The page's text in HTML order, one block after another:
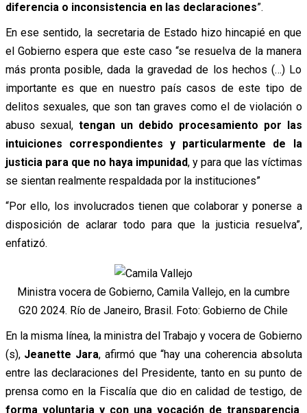
diferencia o inconsistencia en las declaraciones”.
En ese sentido, la secretaria de Estado hizo hincapié en que
el Gobierno espera que este caso “se resuelva de la manera
más pronta posible, dada la gravedad de los hechos (…) Lo
importante es que en nuestro país casos de este tipo de
delitos sexuales, que son tan graves como el de violación o
abuso sexual,tengan un debido procesamiento por las
intuiciones correspondientes y particularmente de la
justicia para que no haya impunidad, y para que las víctimas
se sientan realmente respaldada por la instituciones”
“Por ello, los involucrados tienen que colaborar y ponerse a
disposición de aclarar todo para que la justicia resuelva”,
enfatizó.
Ministra vocera de Gobierno, Camila Vallejo, en la cumbre
G20 2024. Río de Janeiro, Brasil. Foto: Gobierno de Chile
En la misma línea, la ministra del Trabajo y vocera de Gobierno
(s), Jeanette Jara, afirmó que “hay una coherencia absoluta
entre las declaraciones del Presidente, tanto en su punto de
prensa como en la Fiscalía que dio en calidad de testigo, de
forma voluntaria y con una vocación de transparencia